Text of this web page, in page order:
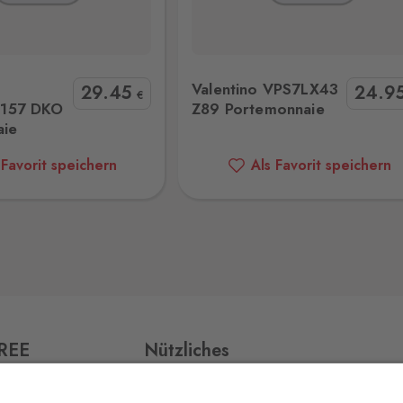
0 Stk.
DKO
29.45 €
speichern
Valentino VPS7LX43
Z89 Portemonnaie
24
Als Favorit speichern
Nützliches